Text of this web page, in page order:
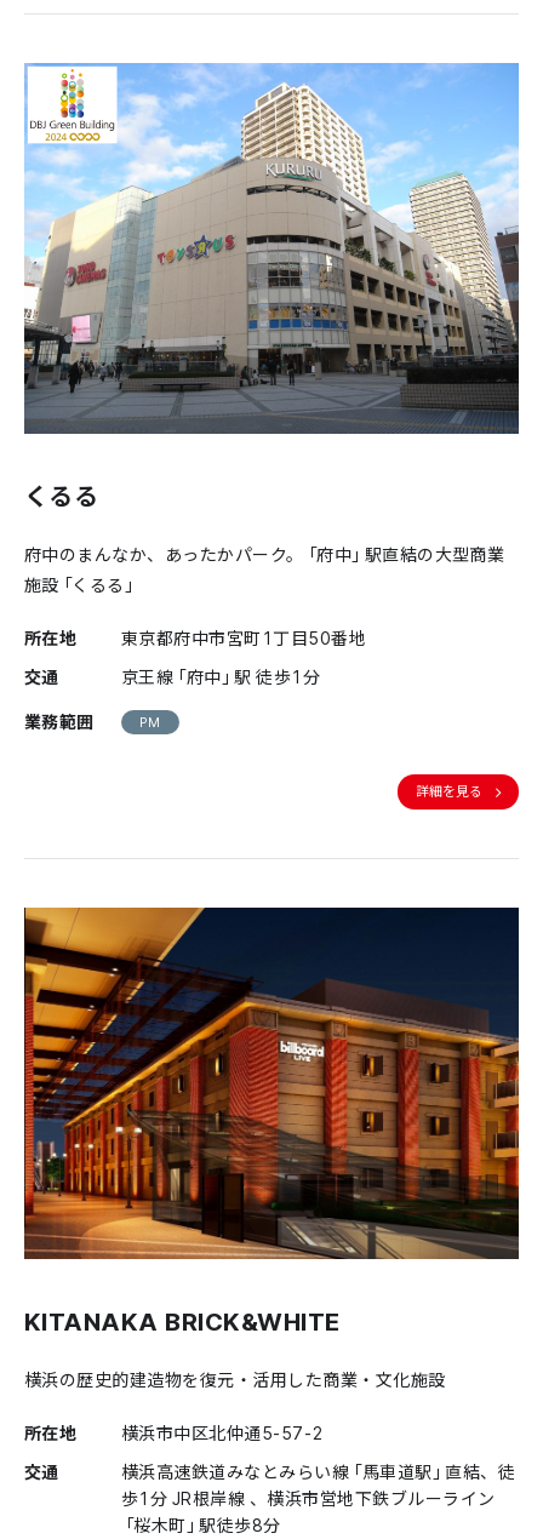
くるる
府中のまんなか、あったかパーク。「府中」駅直結の大型商業
施設「くるる」
所在地
東京都府中市宮町1丁目50番地
交通
京王線「府中」駅 徒歩1分
業務範囲
PM
詳細を見る
KITANAKA BRICK&WHITE
横浜の歴史的建造物を復元・活用した商業・文化施設
所在地
横浜市中区北仲通5-57-2
交通
横浜高速鉄道みなとみらい線「馬車道駅」直結、徒
歩1分 JR根岸線 、横浜市営地下鉄ブルーライン
「桜木町」駅徒歩8分